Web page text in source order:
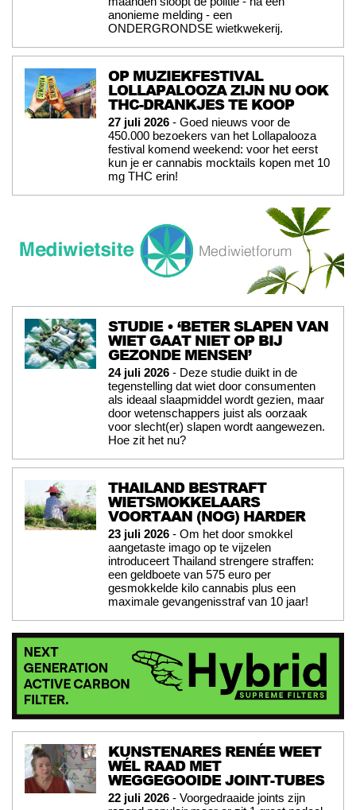
anonieme melding - een
ONDERGRONDSE wietkwekerij.
OP MUZIEKFESTIVAL
LOLLAPALOOZA ZIJN NU OOK
THC-DRANKJES TE KOOP
27 juli 2026 - Goed nieuws voor de
450.000 bezoekers van het Lollapalooza
festival komend weekend: voor het eerst
kun je er cannabis mocktails kopen met 10
mg THC erin!
STUDIE • ‘BETER SLAPEN VAN
WIET GAAT NIET OP BIJ
GEZONDE MENSEN’
24 juli 2026 - Deze studie duikt in de
tegenstelling dat wiet door consumenten
als ideaal slaapmiddel wordt gezien, maar
door wetenschappers juist als oorzaak
voor slecht(er) slapen wordt aangewezen.
Hoe zit het nu?
THAILAND BESTRAFT
WIETSMOKKELAARS
VOORTAAN (NOG) HARDER
23 juli 2026 - Om het door smokkel
aangetaste imago op te vijzelen
introduceert Thailand strengere straffen:
een geldboete van 575 euro per
gesmokkelde kilo cannabis plus een
maximale gevangenisstraf van 10 jaar!
KUNSTENARES RENÉE WEET
WÉL RAAD MET
WEGGEGOOIDE JOINT-TUBES
22 juli 2026 - Voorgedraaide joints zijn